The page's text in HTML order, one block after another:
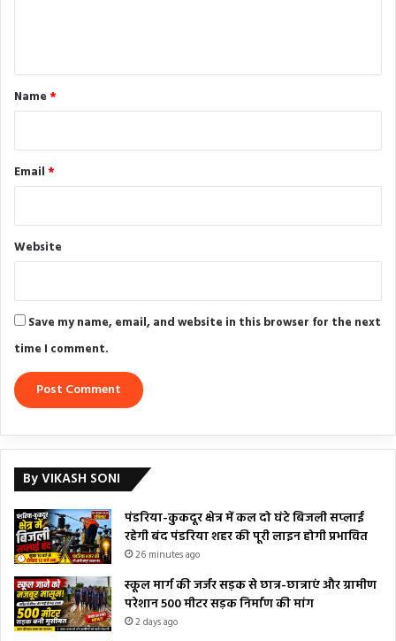
*
Name *
Email *
Website
Save my name, email, and website in this browser for the next
time I comment.
By VIKASH SONI
पंडरिया-कुकदूर क्षेत्र में कल दो घंटे बिजली सप्लाई
रहेगी बंद पंडरिया शहर की पूरी लाइन होगी प्रभावित
26 minutes ago
स्कूल मार्ग की जर्जर सड़क से छात्र-छात्राएं और ग्रामीण
परेशान 500 मीटर सड़क निर्माण की मांग
2 days ago